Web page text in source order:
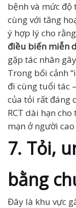
bệnh và mức độ
cùng với tăng
ý hợp lý cho
điều biến miễn
gặp tác nhân
Trong bối cảnh
đi cùng tuổi tác
của tỏi rất đáng
RCT dài hạn
mạn ở người
7. Tỏi,
bằng
Đây là khu vực